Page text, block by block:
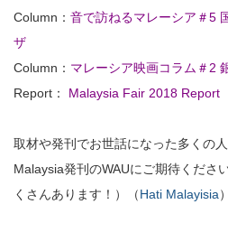
Column： 音で訪ねるマレーシア＃5
ザ
Column： マレーシア映画コラム＃2
Report：
Malaysia Fair 2018 Report
取材や発刊でお世話になった多くの
Malaysia発刊のWAUにご期待くださ
くさんあります！）（Hati Malayisia）